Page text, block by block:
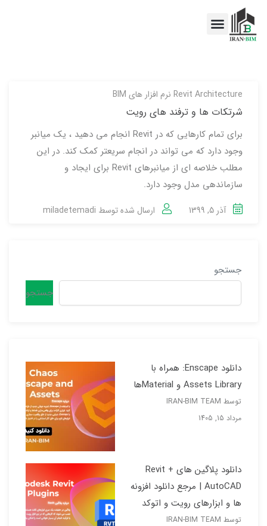
Revit Architecture نرم افزار های BIM
شرتکات ها و ترفند های رویت
برای تمام کارهایی که در Revit انجام می دهید ، یک میانبر
وجود دارد که می تواند در انجام سریعتر کمک کند. در این
مطلب خلاصه ای از میانبرهای Revit برای ایجاد و
سازماندهی مدل وجود دارد.
آذر 5, 1399 ارسال شده توسط miladetemadi
جستجو
جستجو
دانلود Enscape: همراه با
Assets Library و Materialها
توسط IRAN-BIM TEAM
مرداد 15, 1405
دانلود پلاگین های Revit +
AutoCAD | مرجع دانلود افزونه
ها و ابزارهای رویت و اتوکد
توسط IRAN-BIM TEAM